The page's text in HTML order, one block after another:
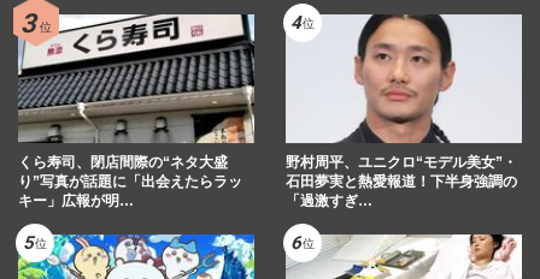
くら寿司、閉店間際の“ネタ大盛
り”写真が話題に「出会えたらラッ
キー」広報が明…
野村周平、ユニクロ“モデル美女”・
石田夢実と熱愛報道！下半身強調の
「過激すぎ…